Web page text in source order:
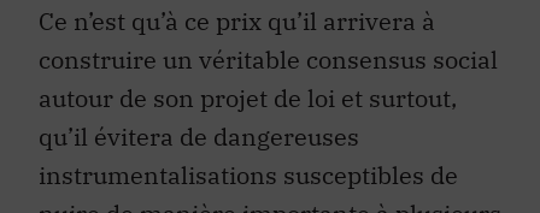
Ce n’est qu’à ce prix qu’il arrivera à
construire un véritable consensus social
autour de son projet de loi et surtout,
qu’il évitera de dangereuses
instrumentalisations susceptibles de